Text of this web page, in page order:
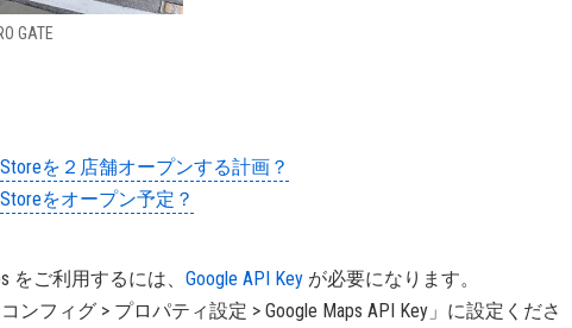
GATE
を２店舗オープンする計画？
をオープン予定？
をご利用するには、 Google API Keyが必要になります。
ンフィグ > プロパティ設定 > Google Maps API Key」に設定くださ